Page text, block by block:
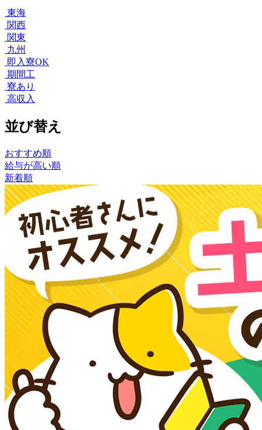
東海
関西
関東
九州
即入寮OK
期間工
寮あり
高収入
並び替え
おすすめ順
給与が高い順
新着順